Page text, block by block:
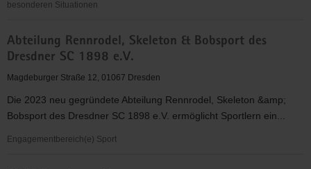
besonderen Situationen
-
Alphabetisierung,
Bildung,
in
Dresden
e.V.
Abteilung Rennrodel, Skeleton & Bobsport des
Dresdner SC 1898 e.V.
Magdeburger Straße 12, 01067 Dresden
Die 2023 neu gegründete Abteilung Rennrodel, Skeleton &amp;
Bobsport des Dresdner SC 1898 e.V. ermöglicht Sportlern ein...
Engagementbereich(e) Sport